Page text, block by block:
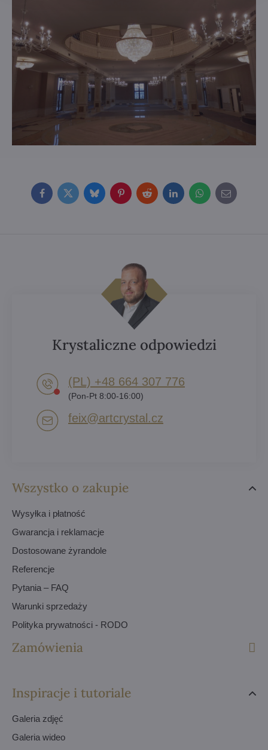
FacebookTwitterBlueskyPinterestRedditLinkedInWhatsApp
E-
mail
Wszystko o zakupie
Wysyłka i płatność
Gwarancja i reklamacje
Dostosowane żyrandole
Referencje
Pytania – FAQ
Warunki sprzedaży
Polityka prywatności - RODO
Zamówienia
Inspiracje i tutoriale
Galeria zdjęć
Galeria wideo
Krystaliczne odpowiedzi
(PL) +48 664 307 776
(Pon-Pt 8:00-16:00)
feix​@artcrystal​.cz